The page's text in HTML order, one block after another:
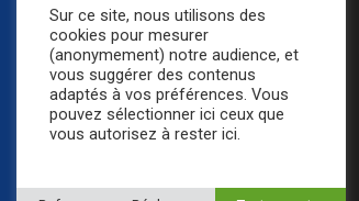
Sur ce site, nous utilisons des
cookies pour mesurer
(anonymement) notre audience, et
vous suggérer des contenus
adaptés à vos préférences. Vous
pouvez sélectionner ici ceux que
vous autorisez à rester ici.